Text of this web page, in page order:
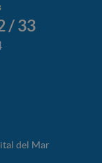
/ 33
del Mar